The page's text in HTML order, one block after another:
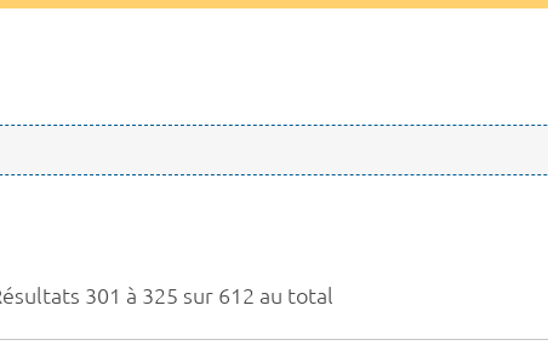
301 à 325 sur 612 au total